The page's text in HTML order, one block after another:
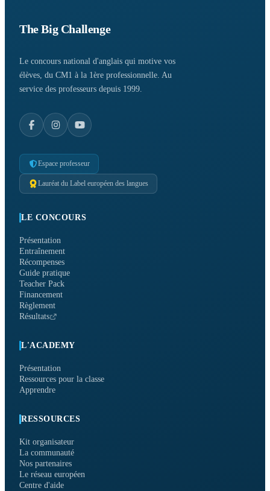
The Big Challenge
Le concours national d'anglais qui motive vos
élèves, du CM1 à la 1ère professionnelle. Au
service des professeurs depuis 1999.
Espace professeur
Lauréat du Label européen des langues
LE CONCOURS
Présentation
Entraînement
Récompenses
Guide pratique
Teacher Pack
Financement
Règlement
Résultats
L'ACADEMY
Présentation
Ressources pour la classe
Apprendre
RESSOURCES
Kit organisateur
La communauté
Nos partenaires
Le réseau européen
Centre d'aide